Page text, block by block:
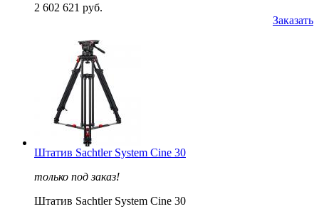
2 602 621 руб.
Заказать
Штатив Sachtler System Cine 30
только под заказ!
Штатив Sachtler System Cine 30